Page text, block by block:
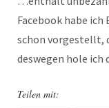
Facebook habe ich
schon vorgestellt,
deswegen hole
Teilen mit: